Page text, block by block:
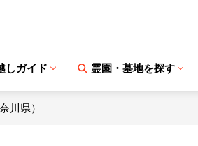
しガイド 霊園・墓地を探す
川県）